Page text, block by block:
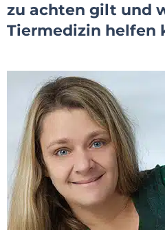
zu achten gilt und
Tiermedizin helfen